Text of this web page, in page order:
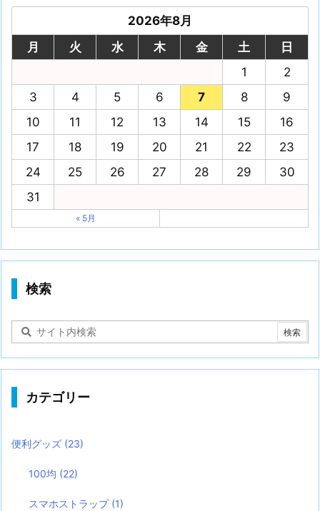
2026年8月
月
火 水 木 金 土
日
1
2
3
4 5 6 7 8
9
10
11 12 13 14 15
16
17
18 19 20 21 22
23
24
25 26 27 28 29
30
31
« 5月
検索
カテゴリー
便利グッズ (23)
100均 (22)
スマホストラップ (1)